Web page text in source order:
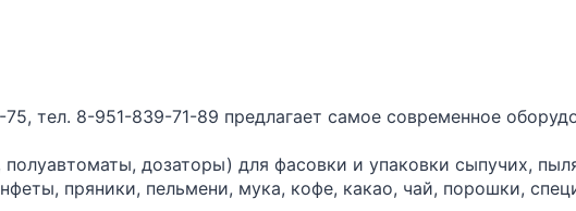
тел. 8-951-839-71-89 предлагает самое современное
дозаторы) для фасовки и упаковки сыпучих,
пряники, пельмени, мука, кофе, какао, чай, порошки,